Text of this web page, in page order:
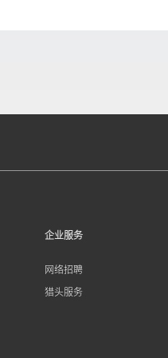
企业服务
网络招聘
猎头服务